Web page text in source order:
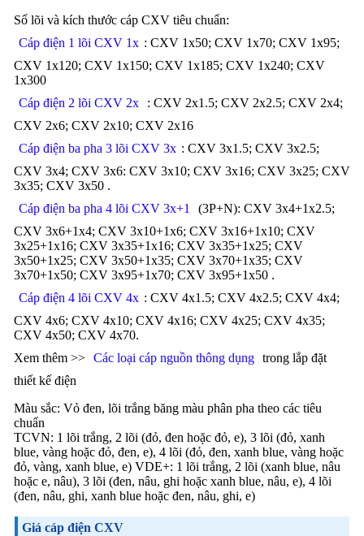
Số lõi và kích thước cáp CXV tiêu chuẩn:
Cáp điện 1 lõi CXV 1x : CXV 1x50; CXV 1x70; CXV 1x95;
CXV 1x120; CXV 1x150; CXV 1x185; CXV 1x240; CXV
1x300
Cáp điện 2 lõi CXV 2x
: CXV 2x1.5; CXV 2x2.5; CXV 2x4;
CXV 2x6; CXV 2x10; CXV 2x16
Cáp điện ba pha 3 lõi CXV 3x : CXV 3x1.5; CXV 3x2.5;
CXV 3x4; CXV 3x6: CXV 3x10; CXV 3x16; CXV 3x25; CXV
3x35; CXV 3x50 .
Cáp điện ba pha 4 lõi CXV 3x+1
(3P+N): CXV 3x4+1x2.5;
CXV 3x6+1x4; CXV 3x10+1x6; CXV 3x16+1x10; CXV
3x25+1x16; CXV 3x35+1x16; CXV 3x35+1x25; CXV
3x50+1x25; CXV 3x50+1x35; CXV 3x70+1x35; CXV
3x70+1x50; CXV 3x95+1x70; CXV 3x95+1x50 .
Cáp điện 4 lõi CXV 4x : CXV 4x1.5; CXV 4x2.5; CXV 4x4;
CXV 4x6; CXV 4x10; CXV 4x16; CXV 4x25; CXV 4x35;
CXV 4x50; CXV 4x70.
Xem thêm >> Các loại cáp nguồn thông dụng
trong lắp đặt
thiết kế điện
Màu sắc: Vỏ đen, lõi trắng băng màu phân pha theo các tiêu
chuẩn
TCVN: 1 lõi trắng, 2 lõi (đỏ, đen hoặc đỏ, e), 3 lõi (đỏ, xanh
blue, vàng hoặc đỏ, đen, e), 4 lõi (đỏ, đen, xanh blue, vàng hoặc
đỏ, vàng, xanh blue, e) VDE+: 1 lõi trắng, 2 lõi (xanh blue, nâu
hoặc e, nâu), 3 lõi (đen, nâu, ghi hoặc xanh blue, nâu, e), 4 lõi
(đen, nâu, ghi, xanh blue hoặc đen, nâu, ghi, e)
Giá cáp điện CXV